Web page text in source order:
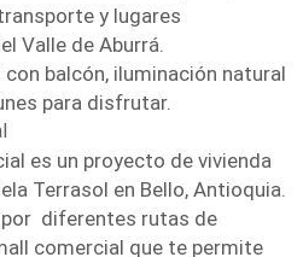
y lugares
Valle de Aburrá.
balcón, iluminación natural
para disfrutar.
es un proyecto de vivienda
Terrasol en Bello, Antioquia.
diferentes rutas de
comercial que te permite